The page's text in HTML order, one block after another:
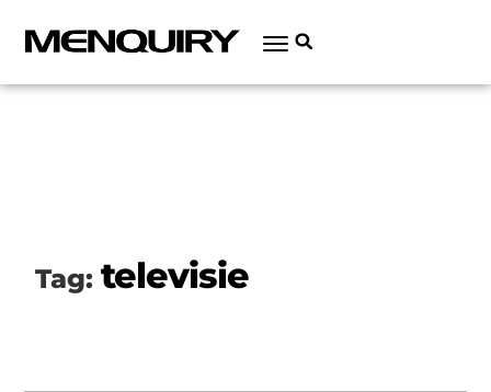
Tag:televisie